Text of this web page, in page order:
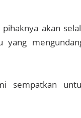
akan
yang
sempatkan